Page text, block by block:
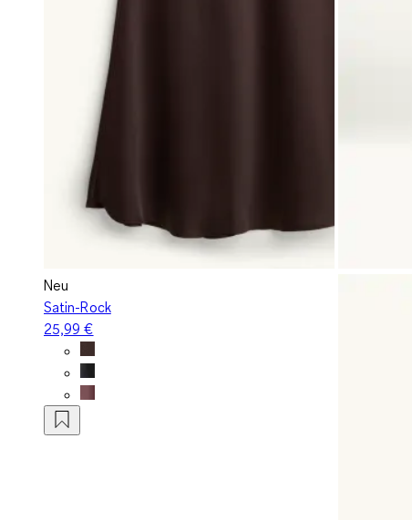
Neu
Satin-Rock
25,99 €